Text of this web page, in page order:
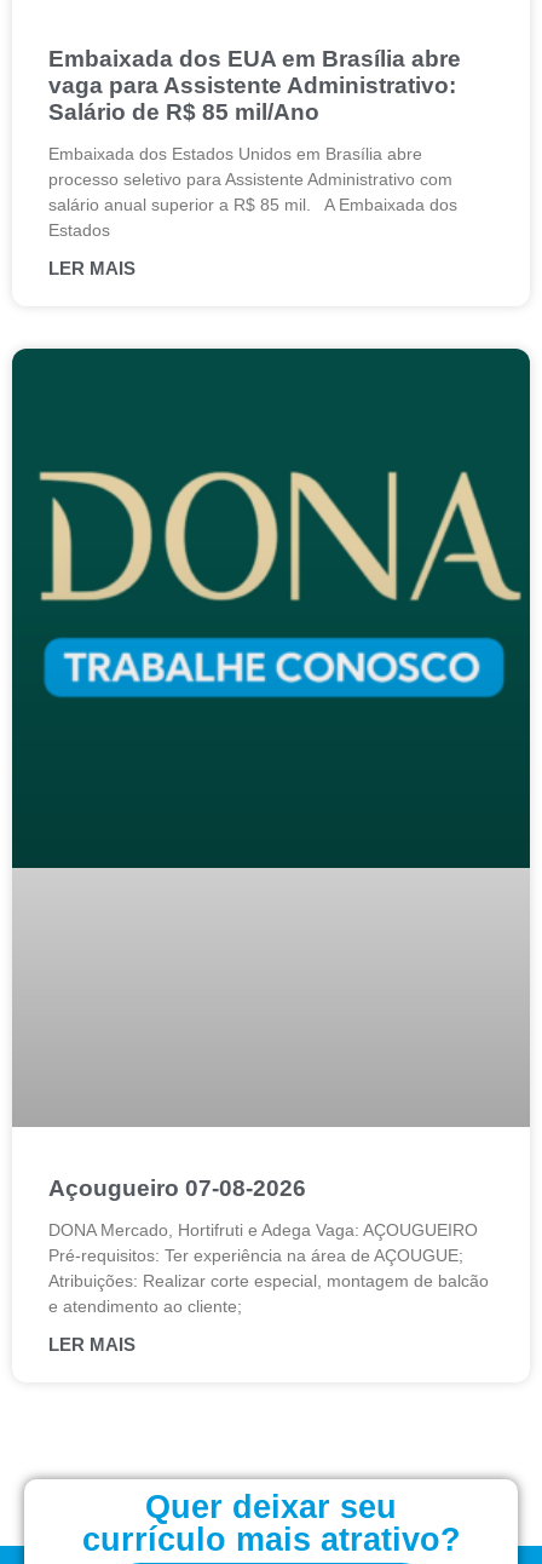
Embaixada dos EUA em Brasília abre
vaga para Assistente Administrativo:
Salário de R$ 85 mil/Ano
Embaixada dos Estados Unidos em Brasília abre
processo seletivo para Assistente Administrativo com
salário anual superior a R$ 85 mil. A Embaixada dos
Estados
LER MAIS
Açougueiro 07-08-2026
DONA Mercado, Hortifruti e Adega Vaga: AÇOUGUEIRO
Pré-requisitos: Ter experiência na área de AÇOUGUE;
Atribuições: Realizar corte especial, montagem de balcão
e atendimento ao cliente;
LER MAIS
Quer deixar seu
currículo mais atrativo?